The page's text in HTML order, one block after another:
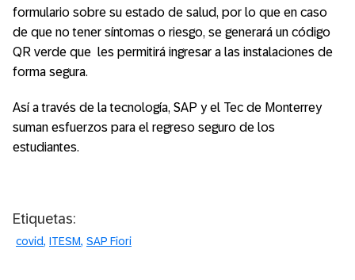
formulario sobre su estado de salud, por lo que en caso
de que no tener síntomas o riesgo, se generará un código
QR verde que les permitirá ingresar a las instalaciones de
forma segura.
Así a través de la tecnología, SAP y el Tec de Monterrey
suman esfuerzos para el regreso seguro de los
estudiantes.
Etiquetas:
covid ITESM SAP Fiori